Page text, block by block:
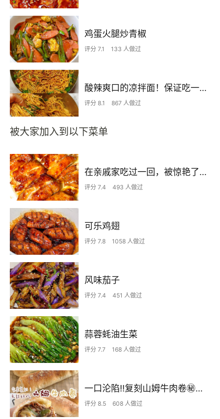
鸡蛋火腿炒青椒
评分 7.1 133 人做过
酸辣爽口的凉拌面！保证吃一次就上瘾
评分 8.1 867 人做过
被大家加入到以下菜单
在亲戚家吃过一回，被惊艳了…
评分 7.4 493 人做过
可乐鸡翅
评分 7.8 1058 人做过
风味茄子
评分 7.4 451 人做过
蒜蓉蚝油生菜
评分 7.7 168 人做过
一口沦陷‼️复刻山姆牛肉卷㊙️皮薄馅足爆好吃
评分 8.5 608 人做过